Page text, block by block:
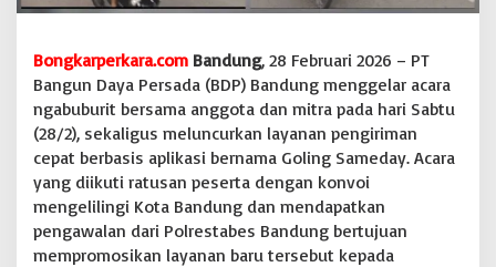
k
G
o
l
i
g
S
a
m
e
Bongkarperkara.com Bandung, 28 Februari 2026 – PT
Bangun Daya Persada (BDP) Bandung menggelar acara
ngabuburit bersama anggota dan mitra pada hari Sabtu
(28/2), sekaligus meluncurkan layanan pengiriman
cepat berbasis aplikasi bernama Goling Sameday. Acara
yang diikuti ratusan peserta dengan konvoi
mengelilingi Kota Bandung dan mendapatkan
pengawalan dari Polrestabes Bandung bertujuan
mempromosikan layanan baru tersebut kepada